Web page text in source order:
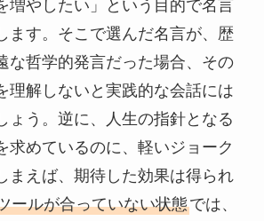
増やしたい」という目的で名言
ます。そこで選んだ名言が、歴
な哲学的発言だった場合、その
理解しないと実践的な会話には
ょう。逆に、人生の指針となる
求めているのに、軽いジョーク
まえば、期待した効果は得られ
ールが合っていない状態では、